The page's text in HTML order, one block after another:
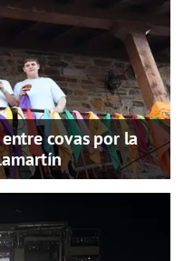
covas por la